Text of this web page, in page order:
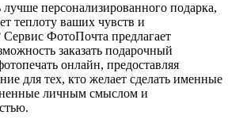
персонализированного подарка,
теплоту ваших чувств и
ФотоПочта предлагает
заказать подарочный
онлайн, предоставляя
для тех, кто желает сделать именные
личным смыслом и